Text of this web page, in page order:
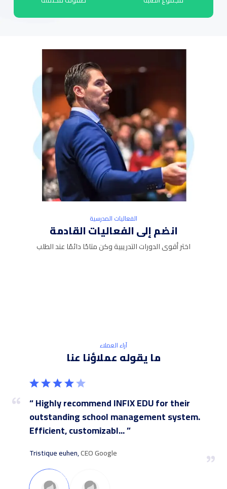
الفعاليات المدرسية
انضم إلى الفعاليات القادمة
اختر أقوى الدورات التدريبية وكن متاحًا دائمًا عند الطلب
آراء العملاء
ما يقوله عملاؤنا عنا
“ Highly recommend INFIX EDU for their
outstanding school management system.
Efficient, customizabl... ”
Tristique euhen,CEO Google